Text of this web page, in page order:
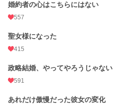
婚約者の心はこちらにはない
557
聖女様になった
415
政略結婚、やってやろうじゃない
591
あれだけ傲慢だった彼女の変化